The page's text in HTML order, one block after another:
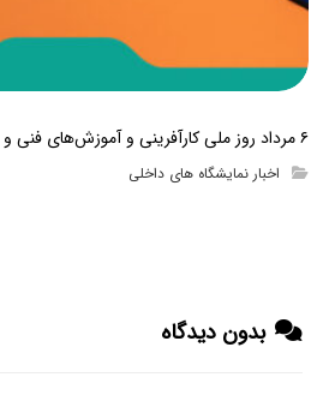
۶ مرداد روز ملی کارآفرینی و آموزش‌های فنی و حرفه‌ای گرامی باد
اخبار نمایشگاه های داخلی
بدون دیدگاه